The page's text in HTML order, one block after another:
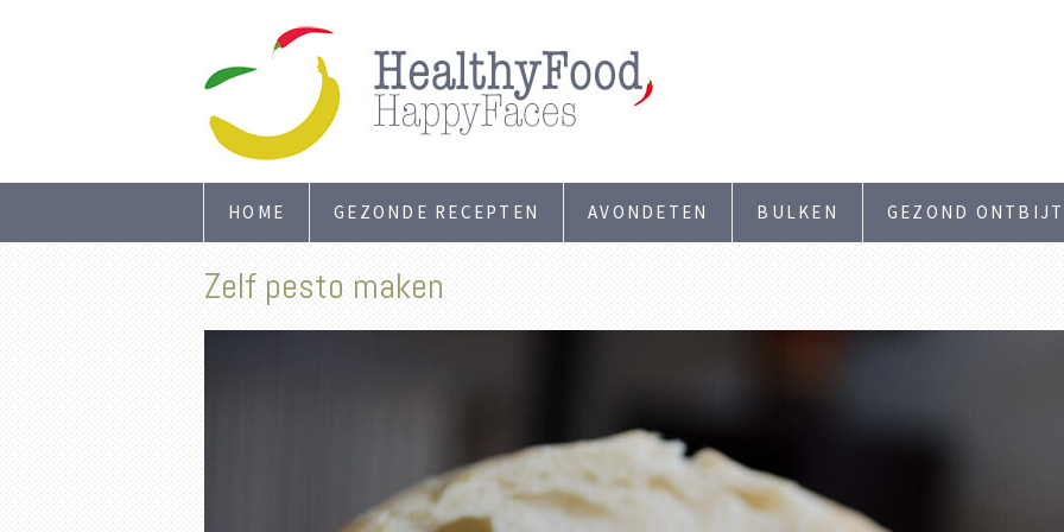
HOME GEZONDE RECEPTEN AVONDETEN BULKEN GEZOND ONTBIJT
Zelf pesto maken